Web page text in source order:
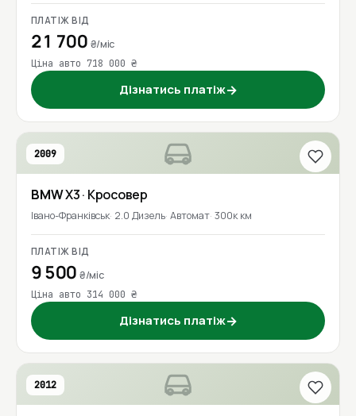
ПЛАТІЖ ВІД
21 700 ₴/міс
Ціна авто 718 000 ₴
Дізнатись платіж→
2009
BMWX3· Кросовер
Івано-Франківськ 2.0 Дизель Автомат 300к км
ПЛАТІЖ ВІД
9 500₴/міс
Ціна авто 314 000 ₴
Дізнатись платіж→
2012